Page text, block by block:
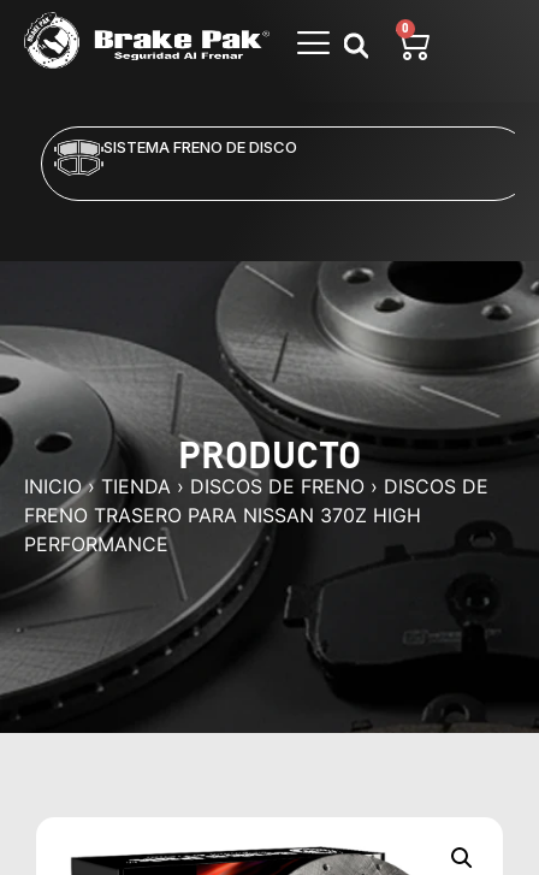
0
SISTEMA FRENO DE DISCO
PRODUCTO
INICIO› TIENDA › DISCOS DE FRENO › DISCOS DE
FRENO TRASERO PARA NISSAN 370Z HIGH
PERFORMANCE